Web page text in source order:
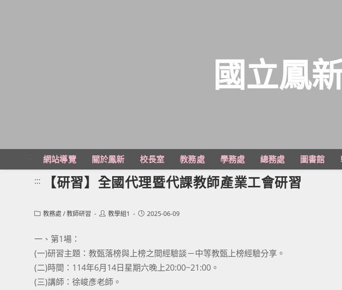
主
國立鳳
網站導覽 關於鳳新 校長室 教務處 學務處 總務處 圖書館
::: 【研習】全國代理暨代課教師產業工會研習
Post教務處 /教師研習
Post教學組1
Post2025-06-09
一、第1場：
(一)研習主題：教甄落榜與上榜之間經驗談－中等教甄上榜經驗分享。
(二)時間：114年6月14日星期六晚上20:00~21:00。
(三)講師：徐峻彥老師。